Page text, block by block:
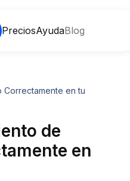
PreciosAyudaBlog
Correctamente en tu
de
en